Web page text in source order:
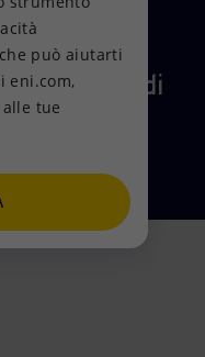
3 miliardi di
può aiutarti
eni.com,
tue